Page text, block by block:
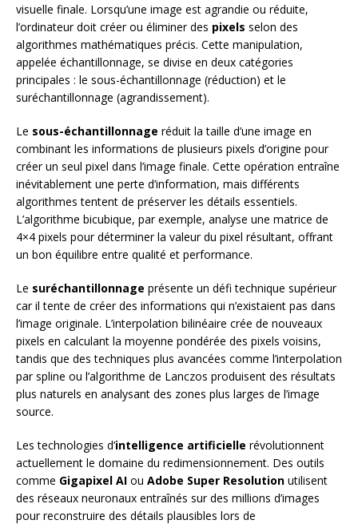
visuelle finale. Lorsqu’une image est agrandie ou réduite,
l’ordinateur doit créer ou éliminer des pixels selon des
algorithmes mathématiques précis. Cette manipulation,
appelée échantillonnage, se divise en deux catégories
principales : le sous-échantillonnage (réduction) et le
suréchantillonnage (agrandissement).
Le sous-échantillonnage réduit la taille d’une image en
combinant les informations de plusieurs pixels d’origine pour
créer un seul pixel dans l’image finale. Cette opération entraîne
inévitablement une perte d’information, mais différents
algorithmes tentent de préserver les détails essentiels.
L’algorithme bicubique, par exemple, analyse une matrice de
4×4 pixels pour déterminer la valeur du pixel résultant, offrant
un bon équilibre entre qualité et performance.
Le suréchantillonnage présente un défi technique supérieur
car il tente de créer des informations qui n’existaient pas dans
l’image originale. L’interpolation bilinéaire crée de nouveaux
pixels en calculant la moyenne pondérée des pixels voisins,
tandis que des techniques plus avancées comme l’interpolation
par spline ou l’algorithme de Lanczos produisent des résultats
plus naturels en analysant des zones plus larges de l’image
source.
Les technologies d’intelligence artificielle révolutionnent
actuellement le domaine du redimensionnement. Des outils
comme Gigapixel AI ou Adobe Super Resolution utilisent
des réseaux neuronaux entraînés sur des millions d’images
pour reconstruire des détails plausibles lors de